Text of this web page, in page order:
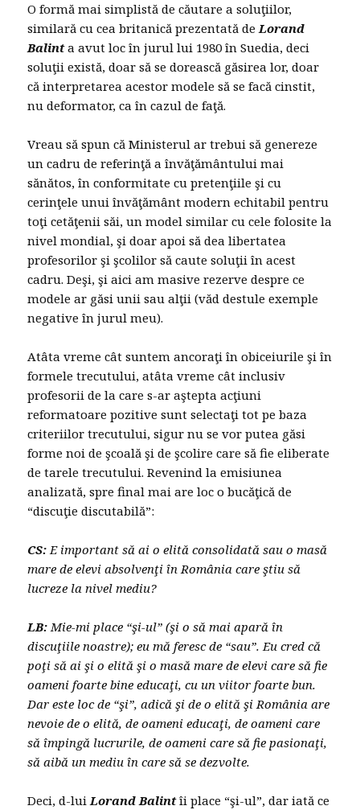
O formă mai simplistă de căutare a soluţiilor,
similară cu cea britanică prezentată deLorand
Balinta avut loc în jurul lui 1980 în Suedia, deci
soluţii există, doar să se dorească găsirea lor, doar
că interpretarea acestor modele să se facă cinstit,
nu deformator, ca în cazul de faţă.
Vreau să spun că Ministerul ar trebui să genereze
un cadru de referinţă a învăţământului mai
sănătos, în conformitate cu pretenţiile şi cu
cerinţele unui învăţământ modern echitabil pentru
toţi cetăţenii săi, un model similar cu cele folosite la
nivel mondial, şi doar apoi să dea libertatea
profesorilor şi şcolilor să caute soluţii în acest
cadru. Deşi, şi aici am masive rezerve despre ce
modele ar găsi unii sau alţii (văd destule exemple
negative în jurul meu).
Atâta vreme cât suntem ancoraţi în obiceiurile şi în
formele trecutului, atâta vreme cât inclusiv
profesorii de la care s-ar aştepta acţiuni
reformatoare pozitive sunt selectaţi tot pe baza
criteriilor trecutului, sigur nu se vor putea găsi
forme noi de şcoală şi de şcolire care să fie eliberate
de tarele trecutului. Revenind la emisiunea
analizată, spre final mai are loc o bucăţică de
“discuţie discutabilă”:
CS: E important să ai o elită consolidată sau o masă
mare de elevi absolvenţi în România care ştiu să
lucreze la nivel mediu?
LB: Mie-mi place “şi-ul” (şi o să mai apară în
discuţiile noastre); eu mă feresc de “sau”. Eu cred că
poţi să ai şi o elită şi o masă mare de elevi care să fie
oameni foarte bine educaţi, cu un viitor foarte bun.
Dar este loc de “şi”, adică şi de o elită şi România are
nevoie de o elită, de oameni educaţi, de oameni care
să împingă lucrurile, de oameni care să fie pasionaţi,
să aibă un mediu în care să se dezvolte.
Deci, d-luiLorand Balintîi place “şi-ul”, dar iată ce